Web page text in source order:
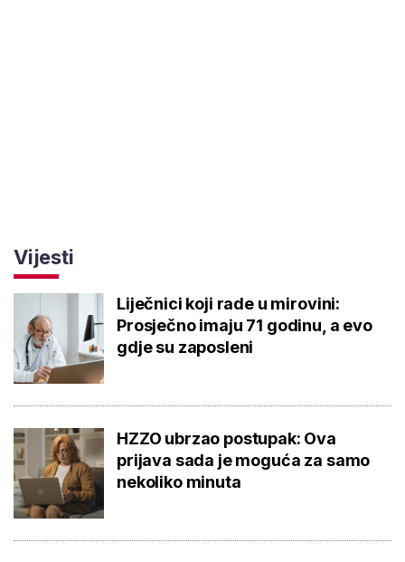
Vijesti
Liječnici koji rade u mirovini:
Prosječno imaju 71 godinu, a evo
gdje su zaposleni
HZZO ubrzao postupak: Ova
prijava sada je moguća za samo
nekoliko minuta